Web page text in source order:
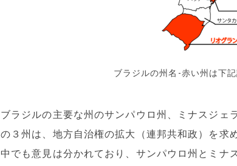
ブラジルの州名-赤い州は下
ブラジルの主要な州のサンパウロ州、ミナスジェ
の３州は、地方自治権の拡大（連邦共和政）を求
中でも意見は分かれており、サンパウロ州とミナ